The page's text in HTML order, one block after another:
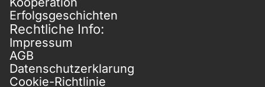
Erfolgsgeschichten
Rechtliche Info:
Impressum
AGB
Datenschutzerklarung
Cookie-Richtlinie